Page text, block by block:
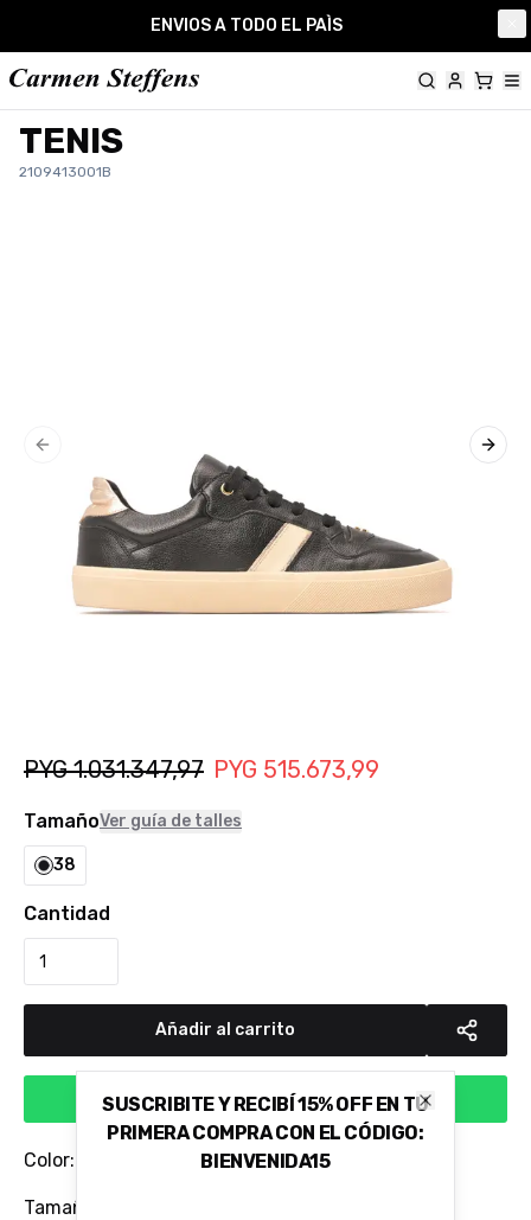
ENVIOS A TODO EL PAÌS
TENIS
2109413001B
Previous slide Next
PYG 1.031.347,97 PYG 515.673,99
TamañoVer guía de talles
38
Cantidad
Añadir al carrito
Comprar via WhatsApp
Color: PRETO
Tamaño del Taco: 1,0 CM
SUSCRIBITE Y RECIBÍ 15% OFF EN TU
PRIMERA COMPRA CON EL CÓDIGO:
BIENVENIDA15
Close